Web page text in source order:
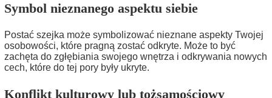
Symbol nieznanego aspektu siebie
Postać szejka może symbolizować nieznane aspekty Twojej
osobowości, które pragną zostać odkryte. Może to być
zachęta do zgłębiania swojego wnętrza i odkrywania nowych
cech, które do tej pory były ukryte.
Konflikt kulturowy lub tożsamościowy